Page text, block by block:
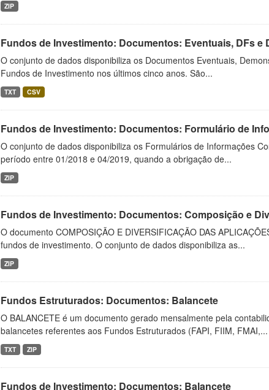
ZIP
Fundos de Investimento: Documentos: Eventuais, DFs e
O conjunto de dados disponibiliza os Documentos Eventuais,
Fundos de Investimento nos últimos cinco anos. São...
TXT CSV
Fundos de Investimento: Documentos: Formulário de
O conjunto de dados disponibiliza os Formulários de Informações
período entre 01/2018 e 04/2019, quando a obrigação de...
ZIP
Fundos de Investimento: Documentos: Composição e
O documento COMPOSIÇÃO E DIVERSIFICAÇÃO DAS
fundos de investimento. O conjunto de dados disponibiliza as...
ZIP
Fundos Estruturados: Documentos: Balancete
O BALANCETE é um documento gerado mensalmente pela
balancetes referentes aos Fundos Estruturados (FAPI, FIIM, FMAI,...
TXT ZIP
Fundos de Investimento: Documentos: Balancete